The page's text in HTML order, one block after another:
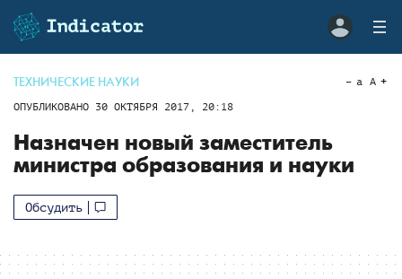
ТЕХНИЧЕСКИЕ НАУКИ
ОПУБЛИКОВАНО 30 ОКТЯБРЯ 2017, 20:18
a A
Назначен новый заместитель
министра образования и науки
Обсудить